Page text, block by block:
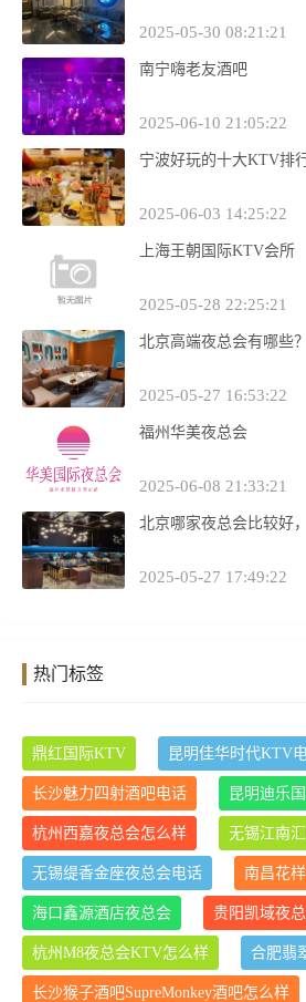
2025-05-30 08:21:21
南宁嗨老友酒吧
2025-06-10 21:05:22
宁波好玩的十大KTV排
2025-06-03 14:25:22
上海王朝国际KTV会所
2025-05-28 22:25:21
北京高端夜总会有哪些
2025-05-27 16:53:22
福州华美夜总会
2025-06-08 21:33:21
北京哪家夜总会比较好
2025-05-27 17:49:22
热门标签
鼎红国际KTV 昆明佳华时代KTV
长沙魅力四射酒吧电话 昆明迪乐
杭州西嘉夜总会怎么样 无锡江南
无锡缇香金座夜总会电话 南昌花
海口鑫源酒店夜总会 贵阳凯域夜
杭州M8夜总会KTV怎么样 合肥翡
长沙猴子酒吧SupreMonkey酒吧怎么样